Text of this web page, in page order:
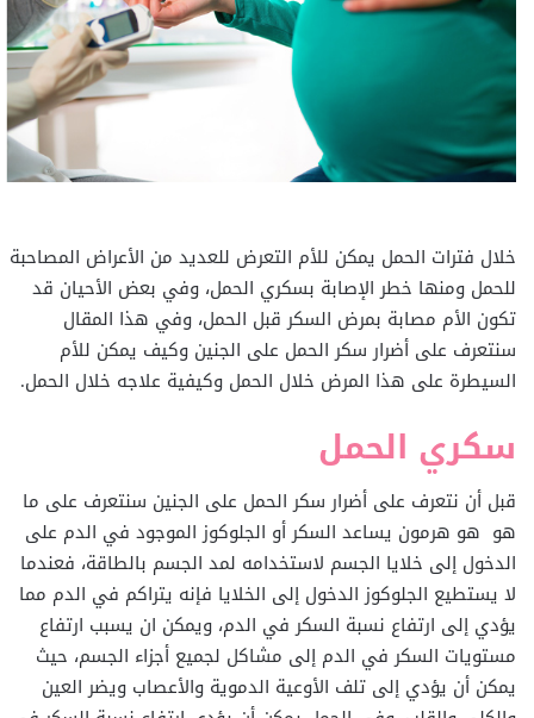
خلال فترات الحمل يمكن للأم التعرض للعديد من الأعراض المصاحبة
للحمل ومنها خطر الإصابة بسكري الحمل، وفي بعض الأحيان قد
تكون الأم مصابة بمرض السكر قبل الحمل، وفي هذا المقال
سنتعرف على أضرار سكر الحمل على الجنين وكيف يمكن للأم
السيطرة على هذا المرض خلال الحمل وكيفية علاجه خلال الحمل.
سكري الحمل
قبل أن نتعرف على أضرار سكر الحمل على الجنين سنتعرف على ما
هو هو هرمون يساعد السكر أو الجلوكوز الموجود في الدم على
الدخول إلى خلايا الجسم لاستخدامه لمد الجسم بالطاقة، فعندما
لا يستطيع الجلوكوز الدخول إلى الخلايا فإنه يتراكم في الدم مما
يؤدي إلى ارتفاع نسبة السكر في الدم، ويمكن ان يسبب ارتفاع
مستويات السكر في الدم إلى مشاكل لجميع أجزاء الجسم، حيث
يمكن أن يؤدي إلى تلف الأوعية الدموية والأعصاب ويضر العين